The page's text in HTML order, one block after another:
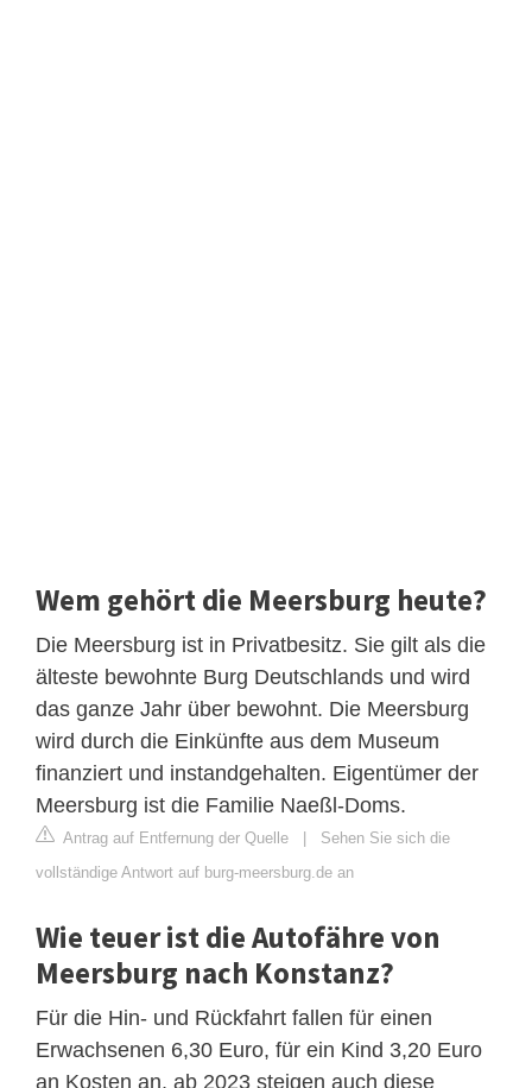
Wem gehört die Meersburg heute?
Die Meersburg ist in Privatbesitz. Sie gilt als die
älteste bewohnte Burg Deutschlands und wird
das ganze Jahr über bewohnt. Die Meersburg
wird durch die Einkünfte aus dem Museum
finanziert und instandgehalten. Eigentümer der
Meersburg ist die Familie Naeßl-Doms.
Antrag auf Entfernung der Quelle | Sehen Sie sich die
vollständige Antwort auf burg-meersburg.de an
Wie teuer ist die Autofähre von
Meersburg nach Konstanz?
Für die Hin- und Rückfahrt fallen für einen
Erwachsenen 6,30 Euro, für ein Kind 3,20 Euro
an Kosten an, ab 2023 steigen auch diese